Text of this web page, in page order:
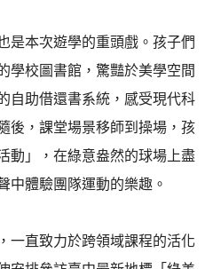
是本次遊學的重頭戲。孩子們
學校圖書館，驚豔於美學空間
自助借還書系統，感受現代科
後，課堂場景移師到操場，孩
動」，在綠意盎然的球場上盡
中體驗團隊運動的樂趣。
一直致力於跨領域課程的活化